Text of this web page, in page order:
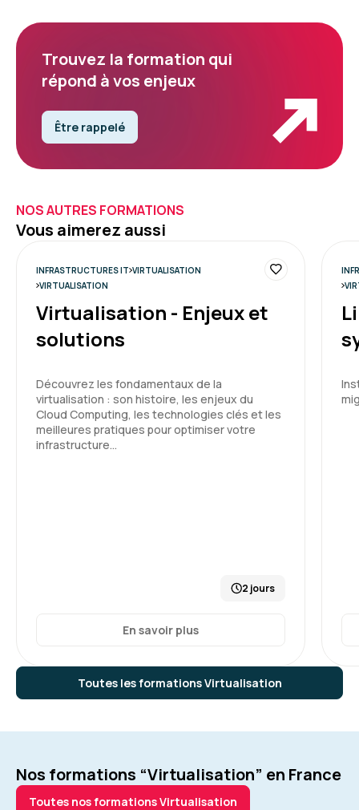
Trouvez la formation qui
répond à vos enjeux
Être rappelé
NOS AUTRES FORMATIONS
Vous aimerez aussi
Toutes les formations Virtualisation
INFRASTRUCTURES IT VIRTUALISATION
VIRTUALISATION
Virtualisation - Enjeux et
solutions
Découvrez les fondamentaux de la
virtualisation : son histoire, les enjeux du
Cloud Computing, les technologies clés et les
meilleures pratiques pour optimiser votre
infrastructure…
2 jours
En savoir plus
Nos formations “Virtualisation” en France
Toutes nos formations Virtualisation